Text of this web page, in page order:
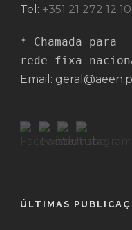
Tel: +351 21 272 12
* Chamada para
rede fixa
Email:
ÚLTIMAS